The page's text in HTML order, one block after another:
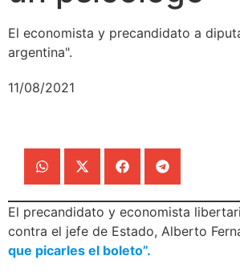
El economista y precandidato a
argentina".
11/08/2021
El precandidato y economista
contra el jefe de Estado, Alberto
que picarles el boleto”.